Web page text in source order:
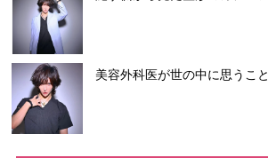
美容外科医が世の中に思うこと